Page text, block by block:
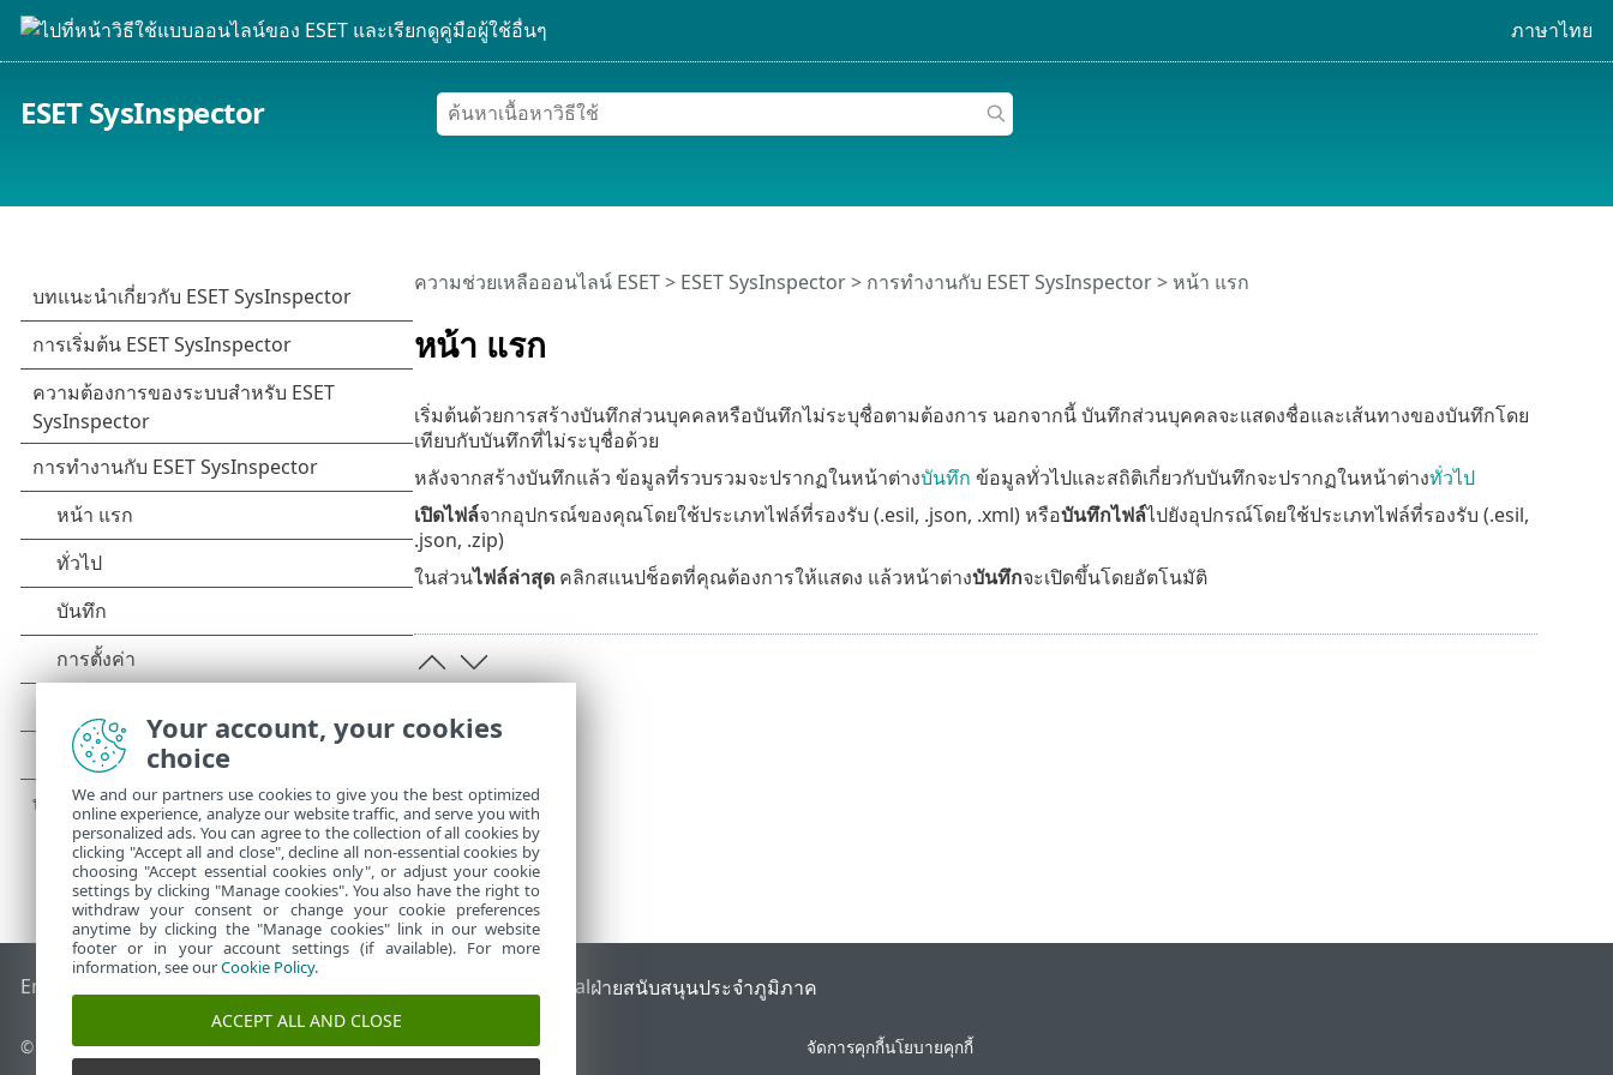
ภาษาไทย
ESET SysInspector
หน้า แรก
ความช่วยเหลือออนไลน์ ESET> ESET SysInspector> การทำงานกับ ESET SysInspector> หน้า แรก
เริ่มต้นด้วยการสร้างบันทึกส่วนบุคคลหรือบันทึกไม่ระบุชื่อตามต้องการ นอกจากนี้ บันทึกส่วนบุคคลจะแสดงชื่อและเส้นทางของบันทึกโดย
เทียบกับบันทึกที่ไม่ระบุชื่อด้วย
หลังจากสร้างบันทึกแล้ว ข้อมูลที่รวบรวมจะปรากฏในหน้าต่างบันทึก ข้อมูลทั่วไปและสถิติเกี่ยวกับบันทึกจะปรากฏในหน้าต่างทั่วไป
เปิดไฟล์จากอุปกรณ์ของคุณโดยใช้ประเภทไฟล์ที่รองรับ (.esil, .json, .xml) หรือบันทึกไฟล์ไปยังอุปกรณ์โดยใช้ประเภทไฟล์ที่รองรับ (.esil,
.json, .zip)
ในส่วนไฟล์ล่าสุดคลิกสแนปช็อตที่คุณต้องการให้แสดง แล้วหน้าต่างบันทึกจะเปิดขึ้นโดยอัตโนมัติ
End of Life ESET Status Portalฝ่ายสนับสนุนประจำภูมิภาค
© 1992-2026ESET, spol. s r.o. - สงวนลิขสิทธิ์ จัดการคุกกี้นโยบายคุกกี้
Your account, your cookies
choice
We and our partners use cookies to give you the best optimized
online experience, analyze our website traffic, and serve you with
personalized ads. You can agree to the collection of all cookies by
clicking "Accept all and close", decline all non-essential cookies by
choosing "Accept essential cookies only", or adjust your cookie
settings by clicking "Manage cookies". You also have the right to
withdraw your consent or change your cookie preferences
anytime by clicking the "Manage cookies" link in our website
footer or in your account settings (if available). For more
information, see ourCookie Policy.
ACCEPT ALL AND CLOSE